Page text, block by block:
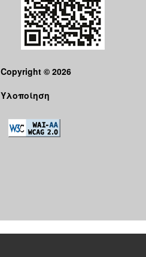
Copyright © 2026
Υλοποίηση